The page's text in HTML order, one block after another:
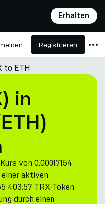
Erhalten
Registrieren
to ETH
in
von 0.00017154
aktiven
403.57 TRX-Token
durch einen